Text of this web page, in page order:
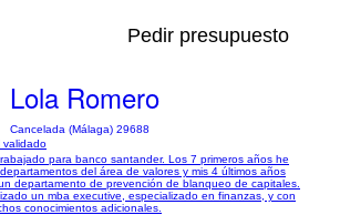
Pedir presupuesto
Lola Romero
Cancelada (Málaga) 29688
validado
para banco santander. Los 7 primeros años he
del área de valores y mis 4 últimos años
departamento de prevención de blanqueo de capitales.
un mba executive, especializado en finanzas, y con
conocimientos adicionales.